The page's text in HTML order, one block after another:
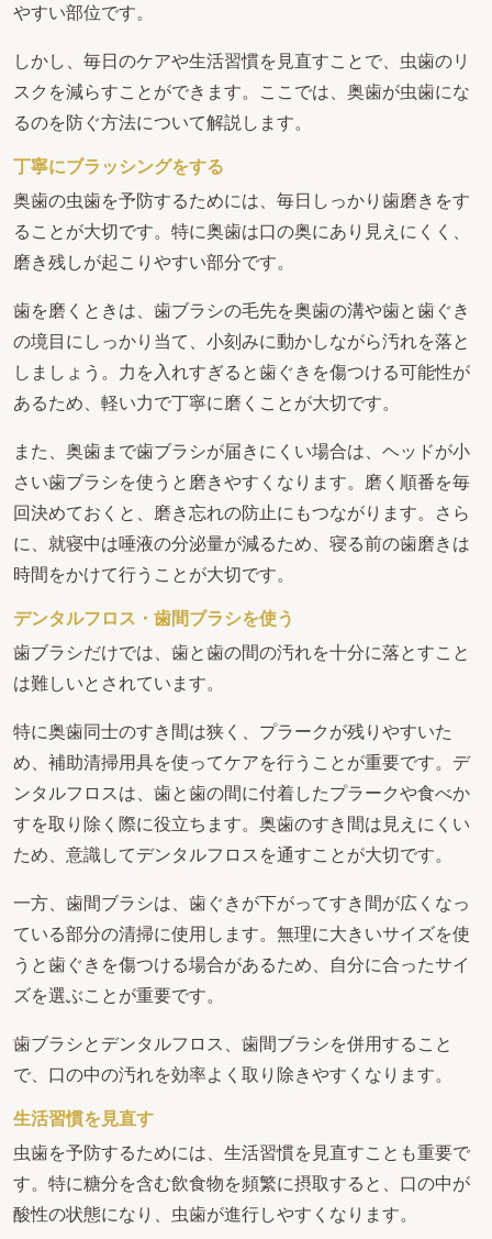
やすい部位です。
しかし、毎日のケアや生活習慣を見直すことで、虫歯のリ
スクを減らすことができます。ここでは、奥歯が虫歯にな
るのを防ぐ方法について解説します。
丁寧にブラッシングをする
奥歯の虫歯を予防するためには、毎日しっかり歯磨きをす
ることが大切です。特に奥歯は口の奥にあり見えにくく、
磨き残しが起こりやすい部分です。
歯を磨くときは、歯ブラシの毛先を奥歯の溝や歯と歯ぐき
の境目にしっかり当て、小刻みに動かしながら汚れを落と
しましょう。力を入れすぎると歯ぐきを傷つける可能性が
あるため、軽い力で丁寧に磨くことが大切です。
また、奥歯まで歯ブラシが届きにくい場合は、ヘッドが小
さい歯ブラシを使うと磨きやすくなります。磨く順番を毎
回決めておくと、磨き忘れの防止にもつながります。さら
に、就寝中は唾液の分泌量が減るため、寝る前の歯磨きは
時間をかけて行うことが大切です。
デンタルフロス・歯間ブラシを使う
歯ブラシだけでは、歯と歯の間の汚れを十分に落とすこと
は難しいとされています。
特に奥歯同士のすき間は狭く、プラークが残りやすいた
め、補助清掃用具を使ってケアを行うことが重要です。デ
ンタルフロスは、歯と歯の間に付着したプラークや食べか
すを取り除く際に役立ちます。奥歯のすき間は見えにくい
ため、意識してデンタルフロスを通すことが大切です。
一方、歯間ブラシは、歯ぐきが下がってすき間が広くなっ
ている部分の清掃に使用します。無理に大きいサイズを使
うと歯ぐきを傷つける場合があるため、自分に合ったサイ
ズを選ぶことが重要です。
歯ブラシとデンタルフロス、歯間ブラシを併用すること
で、口の中の汚れを効率よく取り除きやすくなります。
生活習慣を見直す
虫歯を予防するためには、生活習慣を見直すことも重要で
す。特に糖分を含む飲食物を頻繁に摂取すると、口の中が
酸性の状態になり、虫歯が進行しやすくなります。